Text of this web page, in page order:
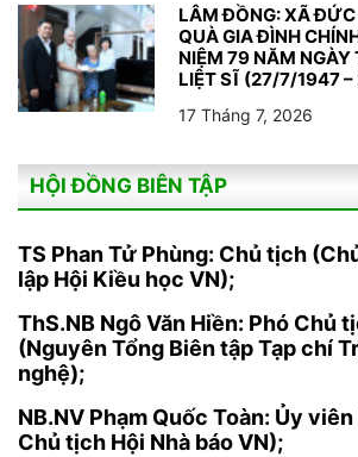
LÂM ĐỒNG: XÃ
QUÀ GIA ĐÌNH
NIỆM 79 NĂM NGÀY
LIỆT SĨ (27/7/1947
17 Tháng 7, 2026
HỘI ĐỒNG BIÊN TẬP
TS Phan Tử Phùng: Chủ tịch
lập Hội Kiều học VN);
ThS.NB Ngô Văn Hiền: Phó Chủ
(Nguyên Tổng Biên tập Tạp chí
nghệ);
NB.NV Phạm Quốc Toàn: Ủy
Chủ tịch Hội Nhà báo VN);